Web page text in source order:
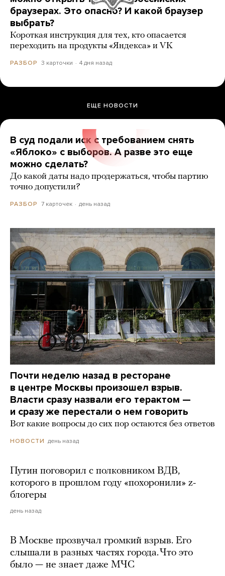
браузерах. Это опасно? И какой браузер
выбрать?
Короткая инструкция для тех, кто опасается
переходить на продукты «Яндекса» и VK
РАЗБОР 3 карточки 4 дня назад
ЕЩЕ НОВОСТИ
В суд подали иск с требованием снять
«Яблоко» с выборов. А разве это еще
можно сделать?
До какой даты надо продержаться, чтобы партию
точно допустили?
РАЗБОР 7 карточек день назад
Почти неделю назад в ресторане
в центре Москвы произошел взрыв.
Власти сразу назвали его терактом —
и сразу же перестали о нем говорить
Вот какие вопросы до сих пор остаются без ответов
НОВОСТИ день назад
Путин поговорил с полковником ВДВ,
которого в прошлом году «похоронили» z-
блогеры
день назад
В Москве прозвучал громкий взрыв. Его
слышали в разных частях города. Что это
было — не знает даже МЧС